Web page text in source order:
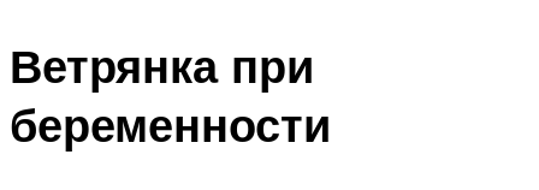
Ветрянка при
беременности